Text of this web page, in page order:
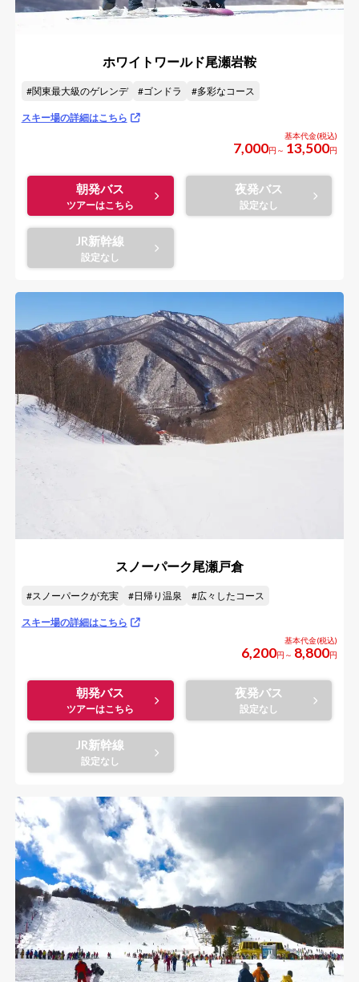
ホワイトワールド尾瀬岩鞍
関東最大級のゲレンデ ゴンドラ 多彩なコース
スキー場の詳細はこちら
7,000円～ 13,500円
朝発バス 夜発バス
JR新幹線
スノーパーク尾瀬戸倉
スノーパークが充実 日帰り温泉 広々したコース
スキー場の詳細はこちら
6,200円～ 8,800円
朝発バス 夜発バス
JR新幹線